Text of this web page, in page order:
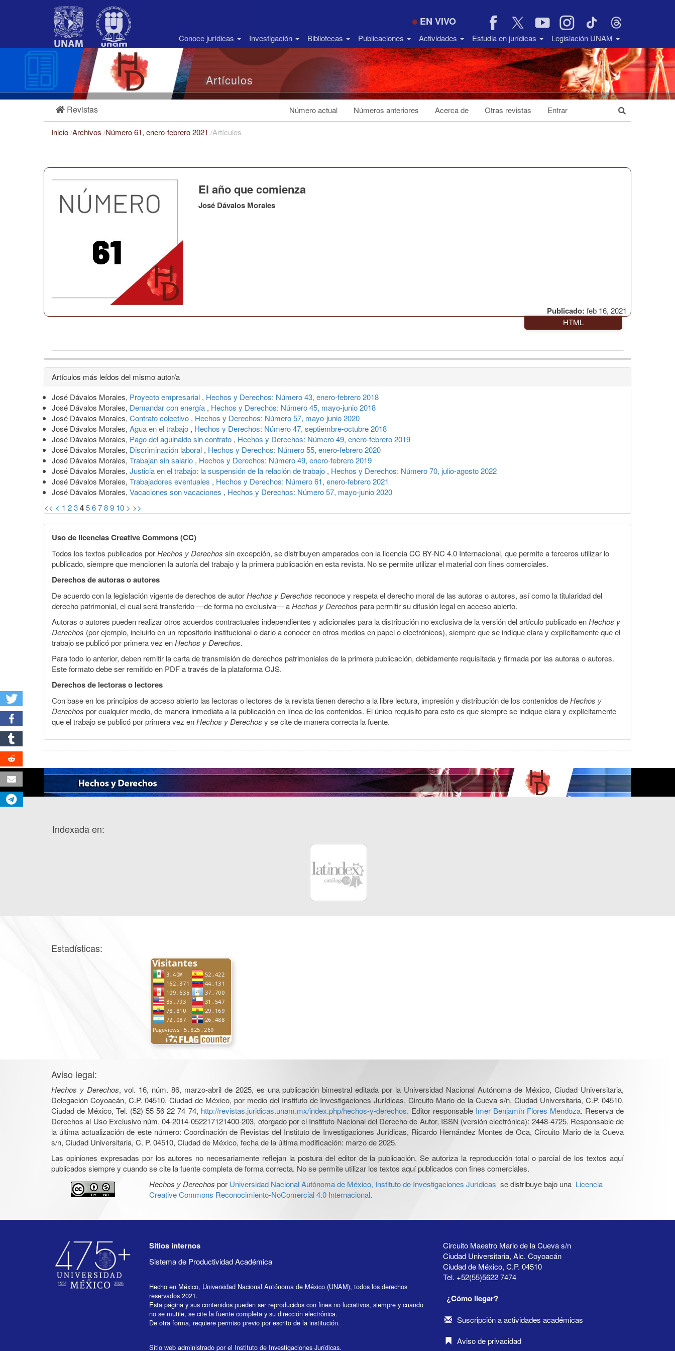
Barra
EN VIVO
Conoce jurídicas Investigación Bibliotecas Publicaciones Actividades Estudia en jurídicas Legislación UNAM
Artículos
Revistas Número actual Números anteriores Acerca de Otras revistas Entrar
Inicio/Archivos /Número 61, enero-febrero 2021 /Artículos
Publicado: feb 16, 2021
El año que comienza
José Dávalos Morales
HTML
Detalles
del
artículo
Artículos más leídos del mismo autor/a
José Dávalos Morales, Proyecto empresarial , Hechos y Derechos: Número 43, enero-febrero 2018
José Dávalos Morales, Demandar con energía , Hechos y Derechos: Número 45, mayo-junio 2018
José Dávalos Morales, Contrato colectivo , Hechos y Derechos: Número 57, mayo-junio 2020
José Dávalos Morales, Agua en el trabajo , Hechos y Derechos: Número 47, septiembre-octubre 2018
José Dávalos Morales, Pago del aguinaldo sin contrato , Hechos y Derechos: Número 49, enero-febrero 2019
José Dávalos Morales, Discriminación laboral , Hechos y Derechos: Número 55, enero-febrero 2020
José Dávalos Morales, Trabajan sin salario , Hechos y Derechos: Número 49, enero-febrero 2019
José Dávalos Morales, Justicia en el trabajo: la suspensión de la relación de trabajo , Hechos y Derechos: Número 70, julio-agosto 2022
José Dávalos Morales, Trabajadores eventuales , Hechos y Derechos: Número 61, enero-febrero 2021
José Dávalos Morales, Vacaciones son vacaciones , Hechos y Derechos: Número 57, mayo-junio 2020
<< < 1 23456789 10 > >>
Uso de licencias Creative Commons (CC)
Todos los textos publicados porHechos y Derechos sin excepción, se distribuyen amparados con la licencia CC BY-NC 4.0 Internacional, que permite a terceros utilizar lo
publicado, siempre que mencionen la autoría del trabajo y la primera publicación en esta revista. No se permite utilizar el material con fines comerciales.
Derechos de autoras o autores
De acuerdo con la legislación vigente de derechos de autorHechos y Derechos reconoce y respeta el derecho moral de las autoras o autores, así como la titularidad del
derecho patrimonial, el cual será transferido —de forma no exclusiva— aHechos y Derechos para permitir su difusión legal en acceso abierto.
Autoras o autores pueden realizar otros acuerdos contractuales independientes y adicionales para la distribución no exclusiva de la versión del artículo publicado enHechos y
Derechos (por ejemplo, incluirlo en un repositorio institucional o darlo a conocer en otros medios en papel o electrónicos), siempre que se indique clara y explícitamente que el
trabajo se publicó por primera vez enHechos y Derechos.
Para todo lo anterior, deben remitir la carta de transmisión de derechos patrimoniales de la primera publicación, debidamente requisitada y firmada por las autoras o autores.
Este formato debe ser remitido en PDF a través de la plataforma OJS.
Derechos de lectoras o lectores
Con base en los principios de acceso abierto las lectoras o lectores de la revista tienen derecho a la libre lectura, impresión y distribución de los contenidos deHechos y
Derechos por cualquier medio, de manera inmediata a la publicación en línea de los contenidos. El único requisito para esto es que siempre se indique clara y explícitamente
que el trabajo se publicó por primera vez enHechos y Derechos y se cite de manera correcta la fuente.
Indexada en:
Estadísticas:
Aviso legal:
Hechos y Derechos, vol. 16, núm. 86, marzo-abril de 2025, es una publicación bimestral editada por la Universidad Nacional Autónoma de México, Ciudad Universitaria,
Delegación Coyoacán, C.P. 04510, Ciudad de México, por medio del Instituto de Investigaciones Jurídicas, Circuito Mario de la Cueva s/n, Ciudad Universitaria, C.P. 04510,
Ciudad de México, Tel. (52) 55 56 22 74 74, http://revistas.juridicas.unam.mx/index.php/hechos-y-derechos. Editor responsable Imer Benjamín Flores Mendoza. Reserva de
Derechos al Uso Exclusivo núm. 04-2014-052217121400-203, otorgado por el Instituto Nacional del Derecho de Autor, ISSN (versión electrónica): 2448-4725. Responsable de
la última actualización de este número: Coordinación de Revistas del Instituto de Investigaciones Jurídicas, Ricardo Hernández Montes de Oca, Circuito Mario de la Cueva
s/n, Ciudad Universitaria, C. P. 04510, Ciudad de México, fecha de la última modificación: marzo de 2025.
Las opiniones expresadas por los autores no necesariamente reflejan la postura del editor de la publicación. Se autoriza la reproducción total o parcial de los textos aquí
publicados siempre y cuando se cite la fuente completa de forma correcta. No se permite utilizar los textos aquí publicados con fines comerciales.
Hechos y Derechos por Universidad Nacional Autónoma de México, Instituto de Investigaciones Jurídicas se distribuye bajo una Licencia
Creative Commons Reconocimiento-NoComercial 4.0 Internacional.
Sitios internos
Sistema de Productividad Académica
Hecho en México, Universidad Nacional Autónoma de México (UNAM), todos los derechos
reservados 2021.
Esta página y sus contenidos pueden ser reproducidos con fines no lucrativos, siempre y cuando
no se mutile, se cite la fuente completa y su dirección electrónica.
De otra forma, requiere permiso previo por escrito de la institución.
Sitio web administrado por el Instituto de Investigaciones Jurídicas.
Circuito Maestro Mario de la Cueva s/n
Ciudad Universitaria, Alc. Coyoacán
Ciudad de México, C.P. 04510
Tel. +52(55)5622 7474
¿Cómo llegar?
Suscripción a actividades académicas
Aviso de privacidad